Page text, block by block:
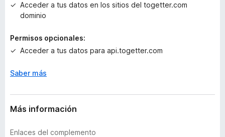
c
n
Acceder a tus datos en los sitios del togetter.com
dominio
Permisos opcionales:
Acceder a tus datos para api.togetter.com
Saber más
Más información
Enlaces del complemento